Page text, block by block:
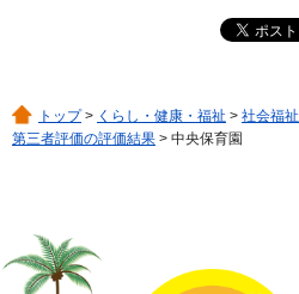
トップ> くらし・健康・福祉 > 社会福祉
第三者評価の評価結果 > 中央保育園